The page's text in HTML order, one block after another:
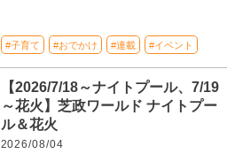
#子育て #おでかけ #連載 #イベント
【2026/7/18～ナイトプール、7/19
～花火】芝政ワールド ナイトプー
ル＆花火
2026/08/04